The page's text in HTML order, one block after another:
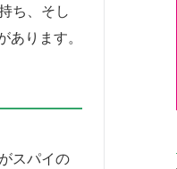
ち、そし
あります。
スパイの